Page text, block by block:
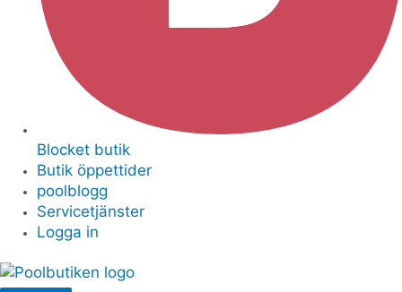
Blocket butik
Butik öppettider
poolblogg
Servicetjänster
Logga in